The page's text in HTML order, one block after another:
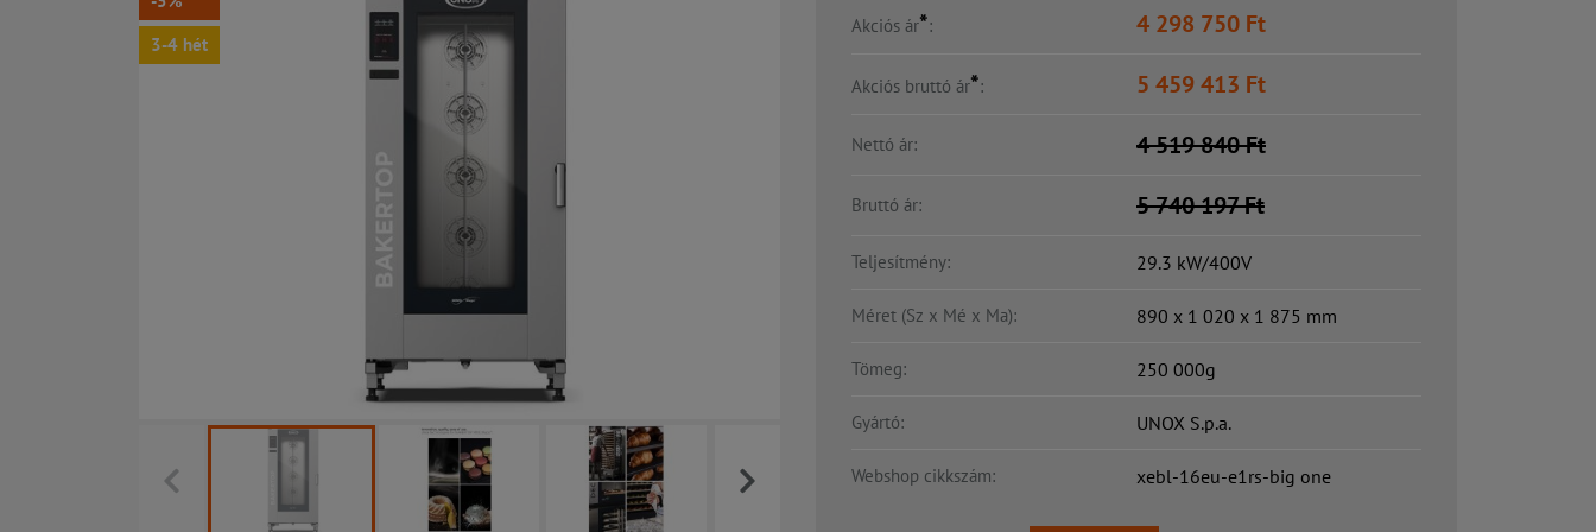
3-4 hét
Akciós ár*: 4 298 750 Ft
Akciós bruttó ár*: 5 459 413 Ft
Nettó ár: 4 519 840Ft
Bruttó ár: 5 740 197Ft
Teljesítmény: 29.3 kW/400V
Méret (Sz x Mé x Ma): 890 x 1 020 x 1 875 mm
Tömeg: 250 000g
Gyártó: UNOX S.p.a.
Webshop cikkszám: xebl-16eu-e1rs-big one